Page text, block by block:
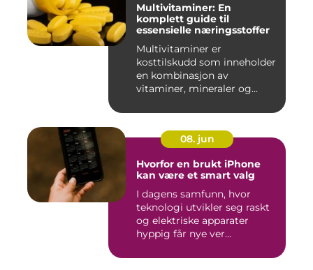
Multivitaminer: En
komplett guide til
essensielle næringsstoffer
Multivitaminer er
kosttilskudd som inneholder
en kombinasjon av
vitaminer, mineraler og
08. jun
Hvorfor en brukt iPhone
kan være et smart valg
I dagens samfunn, hvor
teknologi utvikler seg raskt
og elektriske apparater
hyppig får nye ver...